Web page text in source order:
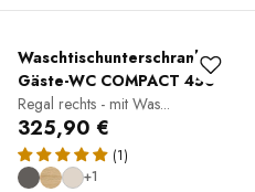
Waschtischunterschrank
Gäste-WC COMPACT 450
Regal rechts - mit Was...
325,90 €
(1)
+1